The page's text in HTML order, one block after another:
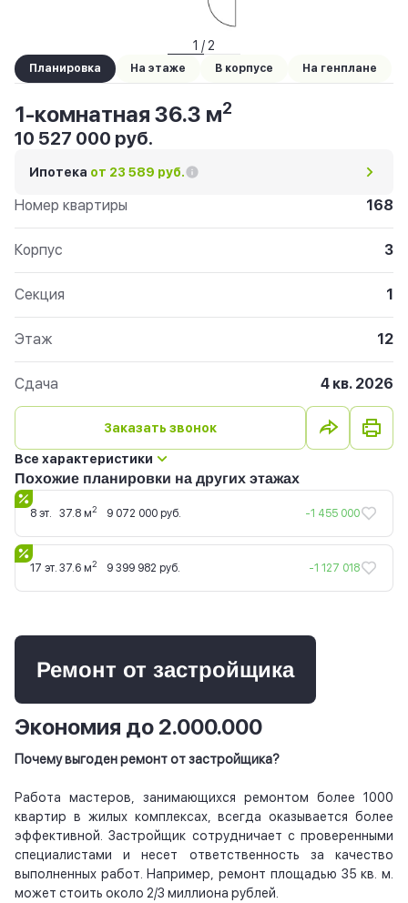
1 / 2
Планировка На этаже В корпусе На генплане
1-комнатная 36.3 м2
10 527 000 руб.
Ипотека от 23 589 руб.
Номер квартиры 168
Корпус 3
Секция 1
Этаж 12
Сдача 4 кв. 2026
Заказать звонок
Все характеристики
Похожие планировки на других этажах
8 эт. 37.8 м2 9 072 000 руб. -1 455 000
17 эт. 37.6 м2 9 399 982 руб. -1 127 018
Ремонт от застройщика
Экономия до 2.000.000
Почему выгоден ремонт от застройщика?
Работа мастеров, занимающихся ремонтом более 1000
квартир в жилых комплексах, всегда оказывается более
эффективной. Застройщик сотрудничает с проверенными
специалистами и несет ответственность за качество
выполненных работ. Например, ремонт площадью 35 кв. м.
может стоить около 2/3 миллиона рублей.